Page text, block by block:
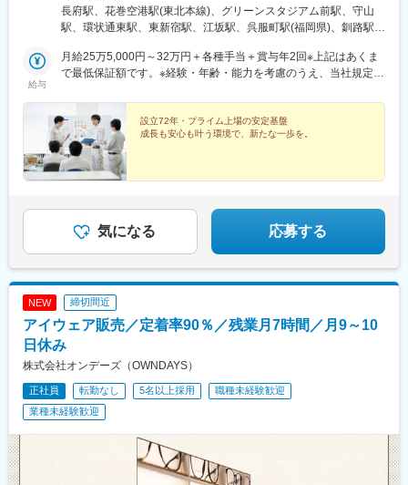
巻工場／ 岩手県花巻市＜支店＞■札幌支店／ 北海道札幌市■東京支
店／ 東京都新宿区■大阪支店／ 大阪府吹田市■福岡支店／ 福岡県
道帯広市■旭川営業所／ 北海道旭川市■函館営業所／ 北海道函館市
■青森営業所／ 青森県青森市■盛岡営業所／ 岩手県盛岡市■仙台営
埼玉県新座市■千葉営業所／ 千葉県千葉市■横浜営業所／ 神奈川県
横浜市■金沢営業所／ 石川県金沢市■松本営業所／ 長野県松本市■
名古屋営業所／ 愛知県名古屋市■岡山営業所／ 岡山県岡山市■広島
営業所／ 広島県広島市■香川営業所／ 香川県仲多度郡■沖縄営業所
／ 沖縄県浦添市※総合職採用のため、キャリア形成に応じて将来
長府駅、花巻空港駅(東北本線)、グリーンスタジアム前駅、守山
駅、環状通東駅、東新宿駅、江坂駅、呉服町駅(福岡県)、釧路駅、
駅、泉外旭川駅、志木駅、みどり台駅、センター北駅、西金沢
駅、信濃荒井駅、一社駅、備前西市駅、段原一丁目駅、多度津
駅、北四番丁駅、西登戸駅、松川町駅
給与
月給25万5,000円～32万円＋各種手当＋賞与年2回※上記はあくま
で最低保証額です。※経験・年齢・能力を考慮のうえ、当社規定に
万円＋各種手当＋賞与2回）■30歳：年収520万円（月給26万円＋
各種手当＋賞与2回）設立72年・プライム上場の安定基盤
成長も安心も叶う環境で、新たな一歩を。
気になる 応募する
NEW 締切間近
アイウェア販売／定着率90％／残業月7時間／月9～10
日休み
株式会社オンデーズ（OWNDAYS）
正社員 転勤なし 5名以上採用
職種未経験歓迎
業種未経験歓迎